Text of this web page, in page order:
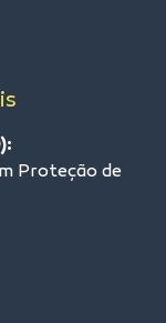
Proteção de